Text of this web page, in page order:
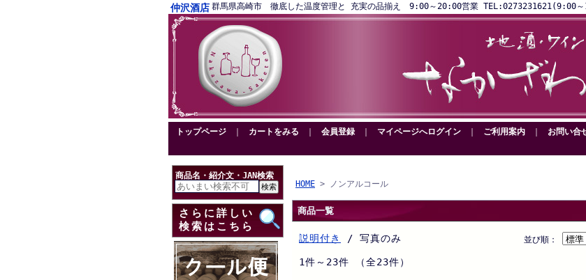
仲沢酒店 群馬県高崎市 徹底した温度管理と 充実の品揃え 9:00～20:00営業 TEL:0273231621(9:00
トップページ カートをみる 会員登録 マイページへログイン ご利用案内 お問い合
商品名・紹介文・JAN検索
さらに詳しい
検索はこちら
HOME > ノンアルコール
商品一覧
並び順：
説明付き / 写真のみ
1件～23件 （全23件）